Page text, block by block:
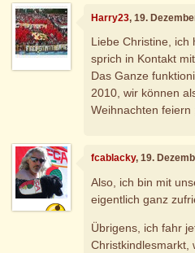
Harry23, 19.
Liebe Christine, ich
sprich in Kontakt
Das Ganze
2010, wir können
Weihnachten feiern
fcablacky, 19.
Also, ich bin mit
eigentlich ganz
Übrigens, ich fahr
Christkindlesmarkt,